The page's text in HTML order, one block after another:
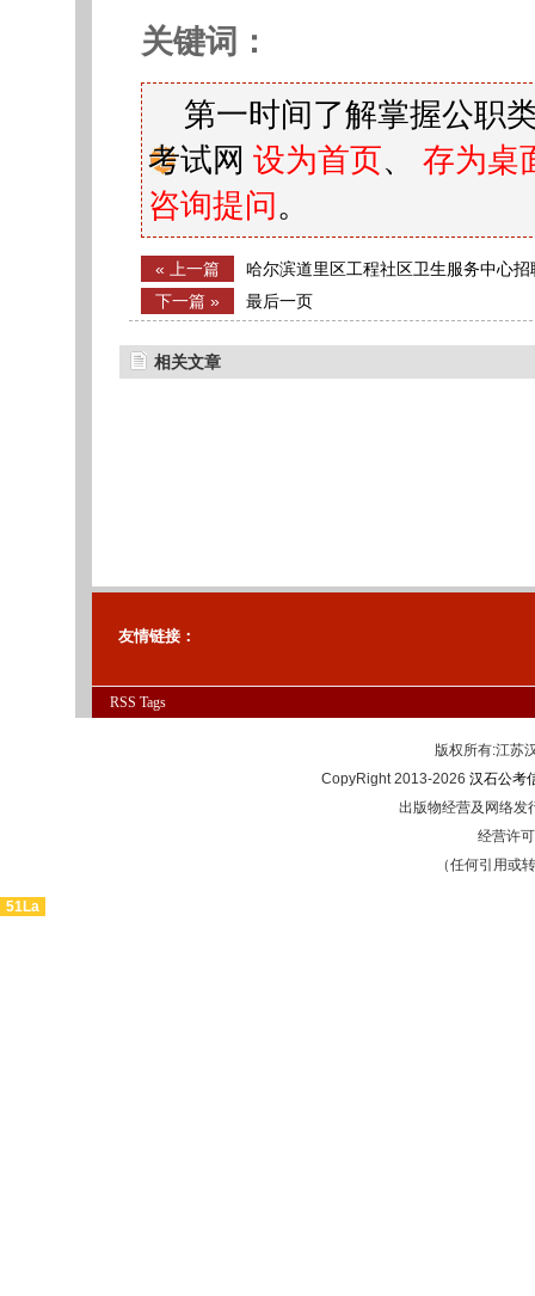
关键词：
第一时间了解掌握公职
考试网 设为首页、 存为桌
咨询提问 。
« 上一篇
哈尔滨道里区工程社区卫生服务中心招
下一篇 »
最后一页
相关文章
友情链接：
RSS Tags
版权所有:江
CopyRight 2013-2026 汉石公考
出版物经营及网络发
经营许
（任何引用或
51La